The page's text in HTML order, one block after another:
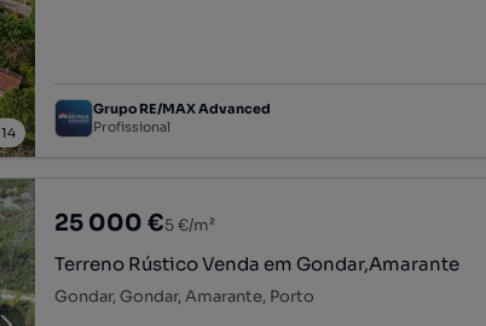
14
Grupo RE/MAX Advanced
Profissional
25 000 €5 €/m²
Terreno Rústico Venda em Gondar,Amarante
Gondar, Gondar, Amarante, Porto